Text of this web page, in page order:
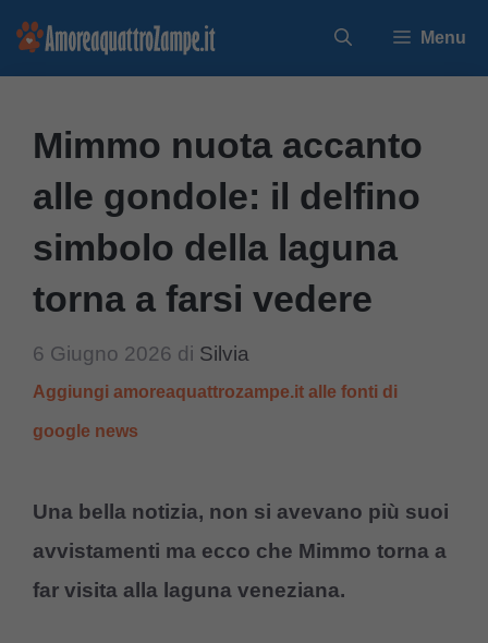
Vai
Menu
Mimmo nuota accanto
alle gondole: il delfino
simbolo della laguna
torna a farsi vedere
6 Giugno 2026 di Silvia
Aggiungi amoreaquattrozampe.it alle fonti di
google news
Una bella notizia, non si avevano più suoi
avvistamenti ma ecco che Mimmo torna a
far visita alla laguna veneziana.